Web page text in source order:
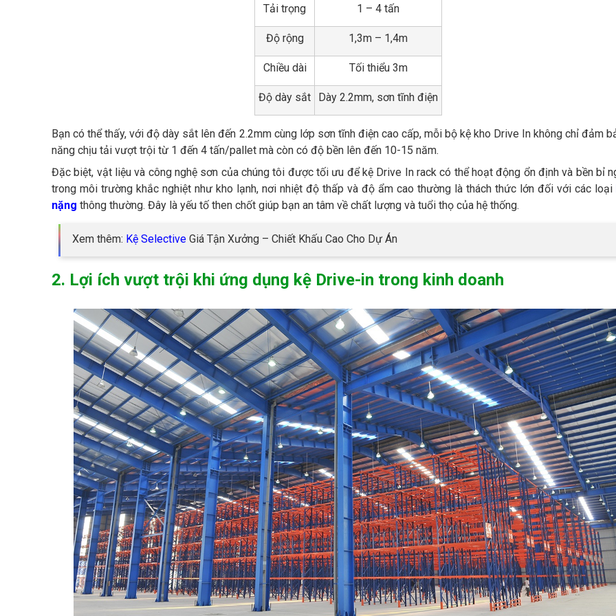
Tải trọng 1 – 4 tấn
Độ rộng 1,3m – 1,4m
Chiều dài Tối thiểu 3m
Độ dày sắt Dày 2.2mm, sơn tĩnh điện
Bạn có thể thấy, với độ dày sắt lên đến 2.2mm cùng lớp sơn tĩnh điện cao cấp, mỗi bộ kệ kho Drive In không chỉ đảm
năng chịu tải vượt trội từ 1 đến 4 tấn/pallet mà còn có độ bền lên đến 10-15 năm.
Đặc biệt, vật liệu và công nghệ sơn của chúng tôi được tối ưu để kệ Drive In rack có thể hoạt động ổn định và bền bỉ
trong môi trường khắc nghiệt như kho lạnh, nơi nhiệt độ thấp và độ ẩm cao thường là thách thức lớn đối với các loại
nặng thông thường. Đây là yếu tố then chốt giúp bạn an tâm về chất lượng và tuổi thọ của hệ thống.
Xem thêm: Kệ Selective Giá Tận Xưởng – Chiết Khấu Cao Cho Dự Án
2. Lợi ích vượt trội khi ứng dụng kệ Drive-in trong kinh doanh